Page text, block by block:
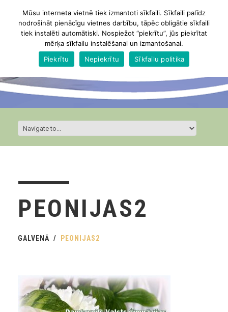
PEONIJAS2
GALVENĀ PEONIJAS2
Mūsu interneta vietnē tiek izmantoti sīkfaili. Sīkfaili palīdz
nodrošināt pienācīgu vietnes darbību, tāpēc obligātie sīkfaili
tiek instalēti automātiski. Nospiežot “piekrītu”, jūs piekrītat
mērķa sīkfailu instalēšanai un izmantošanai.
Piekrītu
Nepiekrītu Sīkfailu politika